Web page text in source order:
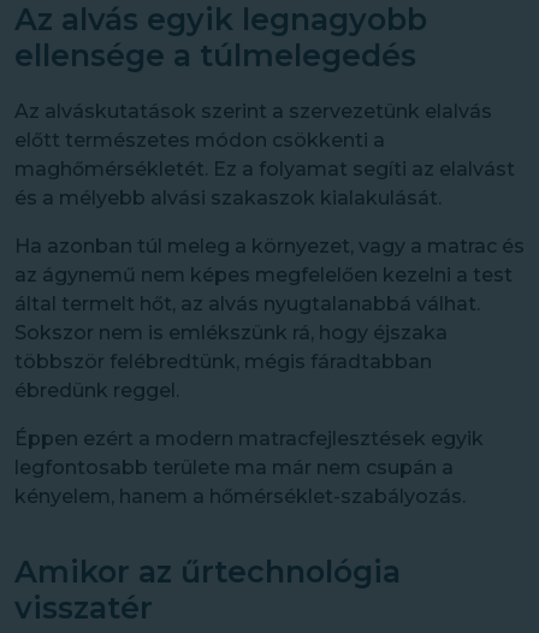
Az alvás egyik legnagyobb
ellensége a túlmelegedés
Az alváskutatások szerint a szervezetünk elalvás
előtt természetes módon csökkenti a
maghőmérsékletét. Ez a folyamat segíti az elalvást
és a mélyebb alvási szakaszok kialakulását.
Ha azonban túl meleg a környezet, vagy a matrac és
az ágynemű nem képes megfelelően kezelni a test
által termelt hőt, az alvás nyugtalanabbá válhat.
Sokszor nem is emlékszünk rá, hogy éjszaka
többször felébredtünk, mégis fáradtabban
ébredünk reggel.
Éppen ezért a modern matracfejlesztések egyik
legfontosabb területe ma már nem csupán a
kényelem, hanem a hőmérséklet-szabályozás.
Amikor az űrtechnológia
visszatér